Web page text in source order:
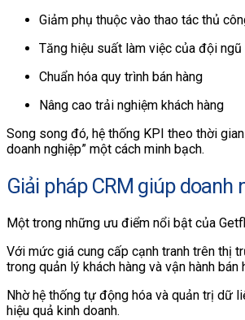
Giảm phụ thuộc vào thao tác thủ
Tăng hiệu suất làm việc của đội ngũ
Chuẩn hóa quy trình bán hàng
Nâng cao trải nghiệm khách hàng
Song song đó, hệ thống KPI theo thời
doanh nghiệp” một cách minh bạch.
Giải pháp CRM giúp doanh
Một trong những ưu điểm nổi bật của
Với mức giá cung cấp cạnh tranh trên thị
trong quản lý khách hàng và vận hành bán
Nhờ hệ thống tự động hóa và quản trị dữ
hiệu quả kinh doanh.